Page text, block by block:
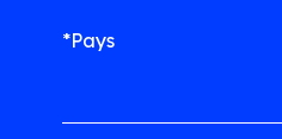
*Pays